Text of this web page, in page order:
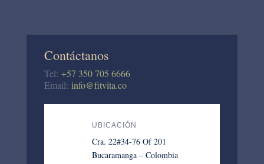
Contáctanos
Tel: +57 350 705 6666
Email: info@fitvita.co
UBICACIÓN
Cra. 22#34-76 Of 201
Bucaramanga – Colombia